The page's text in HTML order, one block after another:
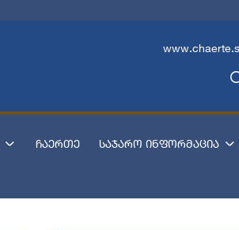
ჩაერთე საჯარო ინფორმაცია